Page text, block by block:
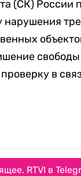
(СК) России
нарушения
проверку в
RTVI в